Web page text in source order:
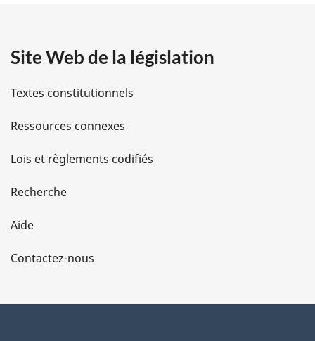
i
l
s
d
e
l
a
Site Web de la législation
Textes constitutionnels
Ressources connexes
Lois et règlements codifiés
Recherche
Aide
Contactez-nous